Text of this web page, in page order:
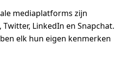
mediaplatforms zijn
LinkedIn en Snapchat.
elk hun eigen kenmerken